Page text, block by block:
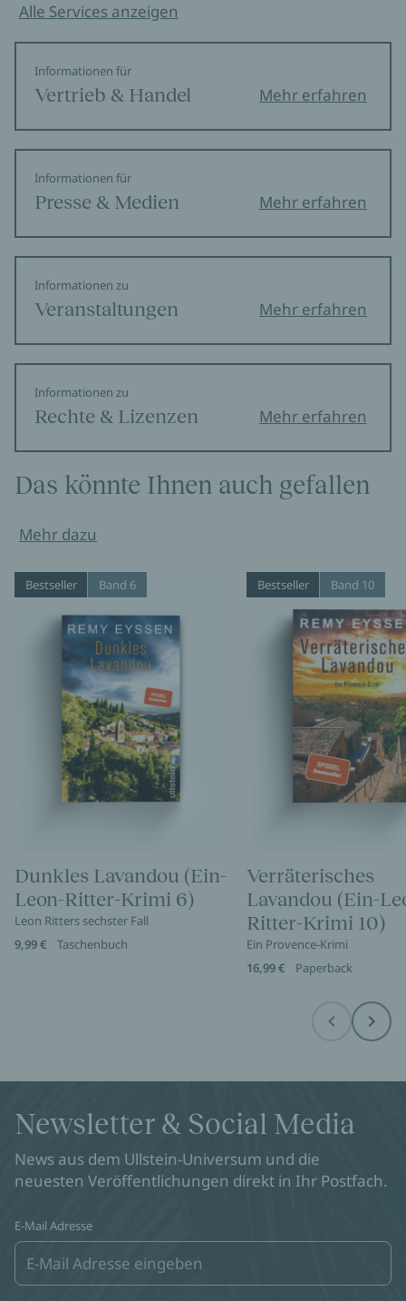
Alle Services anzeigen
Informationen für
Vertrieb & Handel Mehr erfahren
Informationen für
Presse & Medien Mehr erfahren
Informationen zu
Veranstaltungen Mehr erfahren
Informationen zu
Rechte & Lizenzen Mehr erfahren
Das könnte Ihnen auch gefallen
Mehr dazu
Bestseller Band 6
Dunkles Lavandou (Ein-
Leon-Ritter-Krimi 6)
Leon Ritters sechster Fall
9,99 €
Taschenbuch
Bestseller Band 10
Verräterisches
Lavandou (Ein-
Ritter-Krimi 10)
Ein Provence-Krimi
16,99 €
Paperback
Before Next
Newsletter & Social Media
News aus dem Ullstein-Universum und die
neuesten Veröffentlichungen direkt in Ihr Postfach.
E-Mail Adresse